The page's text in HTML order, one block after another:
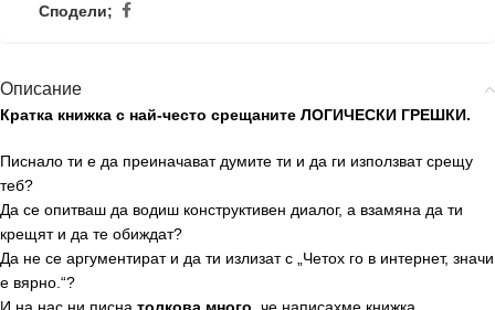
Сподели;
Описание
Кратка книжка с най-често срещаните ЛОГИЧЕСКИ ГРЕШКИ.
Писнало ти е да преиначават думите ти и да ги използват срещу
теб?
Да се опитваш да водиш конструктивен диалог, а взамяна да ти
крещят и да те обиждат?
Да не се аргументират и да ти излизат с „Четох го в интернет, значи
е вярно.“?